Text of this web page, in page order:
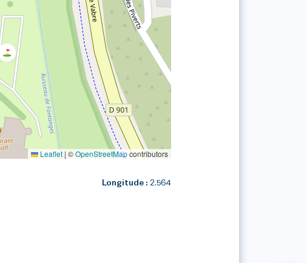
Leaflet | ©OpenStreetMapcontributors
Longitude : 2.564